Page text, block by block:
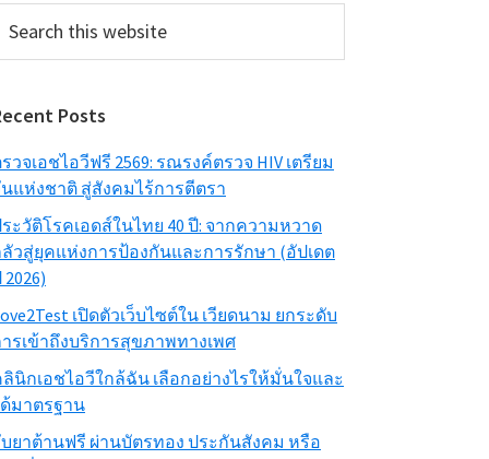
this
Posts
วจเอชไอวีฟรี 2569: รณรงค์ตรวจ HIV เตรียม
แห่งชาติ สู่สังคมไร้การตีตรา
ะวัติโรคเอดส์ในไทย 40 ปี: จากความหวาด
วสู่ยุคแห่งการป้องกันและการรักษา (อัปเดต
2026)
เปิดตัวเว็บไซต์ใน เวียดนาม ยกระดับ
รเข้าถึงบริการสุขภาพทางเพศ
นิกเอชไอวีใกล้ฉัน เลือกอย่างไรให้มั่นใจและ
มาตรฐาน
ยาต้านฟรี ผ่านบัตรทอง ประกันสังคม หรือ